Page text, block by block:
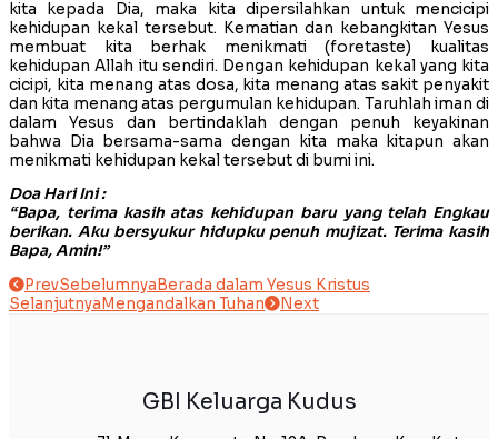
kita kepada Dia, maka kita dipersilahkan untuk mencicipi
kehidupan kekal tersebut. Kematian dan kebangkitan Yesus
membuat kita berhak menikmati (foretaste) kualitas
kehidupan Allah itu sendiri. Dengan kehidupan kekal yang kita
cicipi, kita menang atas dosa, kita menang atas sakit penyakit
dan kita menang atas pergumulan kehidupan. Taruhlah iman di
dalam Yesus dan bertindaklah dengan penuh keyakinan
bahwa Dia bersama-sama dengan kita maka kitapun akan
menikmati kehidupan kekal tersebut di bumi ini.
Doa Hari Ini :
“Bapa, terima kasih atas kehidupan baru yang telah Engkau
berikan. Aku bersyukur hidupku penuh mujizat. Terima kasih
Bapa, Amin!”
PrevSebelumnya Berada dalam Yesus Kristus
Selanjutnya Mengandalkan Tuhan Next
GBI Keluarga Kudus